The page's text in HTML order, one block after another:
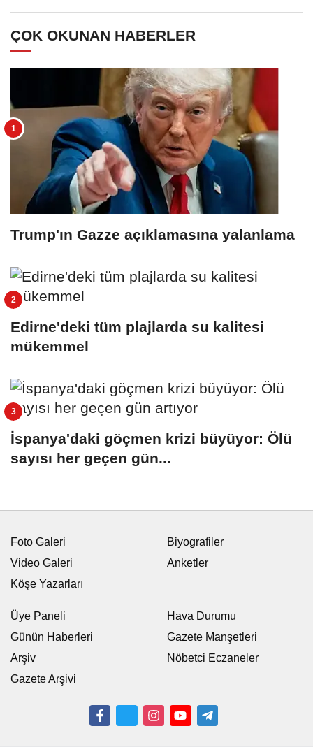
ÇOK OKUNAN HABERLER
Trump'ın Gazze açıklamasına yalanlama
Edirne'deki tüm plajlarda su kalitesi
mükemmel
İspanya'daki göçmen krizi büyüyor: Ölü
sayısı her geçen gün...
Foto Galeri
Video Galeri
Köşe Yazarları
Biyografiler
Anketler
Üye Paneli
Günün Haberleri
Arşiv
Gazete Arşivi
Hava Durumu
Gazete Manşetleri
Nöbetci Eczaneler